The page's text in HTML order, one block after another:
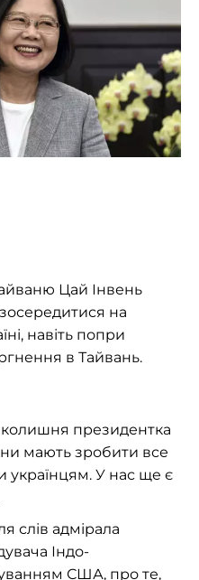
Цай Інвень
на
навіть попри
в Тайвань.
президентка
мають зробити все
У нас ще є
слів адмірала
Індо-
США, про те,